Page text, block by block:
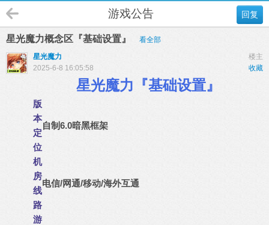
回复
游戏公告
星光魔力概念区『基础设置』
看全部
楼主
星光魔力
收藏
2025-6-8 16:05:58
星光魔力『基础设置』
版
本
定
位
自制6.0暗黑框架
机
房
线
路
电信/网通/移动/海外互通
游